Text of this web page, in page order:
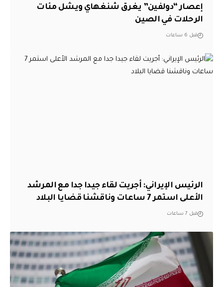
إعصار “دولفين” يغرق شنغهاي ويشل مئات
الرحلات في الصين
قبل 6 ساعات
الرئيس الإيراني: أجريت لقاء جيدا جدا مع المرشد
الأعلى استمر 7 ساعات وناقشنا قضايا البلاد
قبل 7 ساعات